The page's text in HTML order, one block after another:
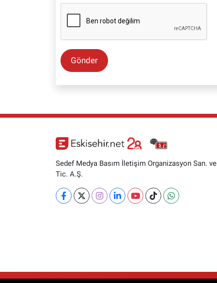
Gönder
Sedef Medya Basım İletişim Organizasyon San. ve
Tic. A.Ş.